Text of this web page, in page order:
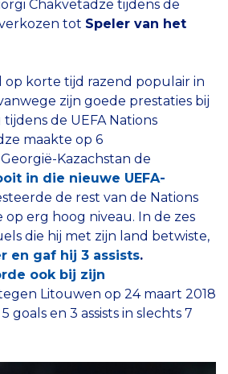
Chakvetadze tijdens de
tot Speler van het
op korte tijd razend populair in
zijn goede prestaties bij
de UEFA Nations
maakte op 6
Kazachstan de
in die nieuwe UEFA-
de rest van de Nations
erg hoog niveau. In de zes
die hij met zijn land betwiste,
en gaf hij 3 assists.
ook bij zijn
Litouwen op 24 maart 2018
goals en 3 assists in slechts 7